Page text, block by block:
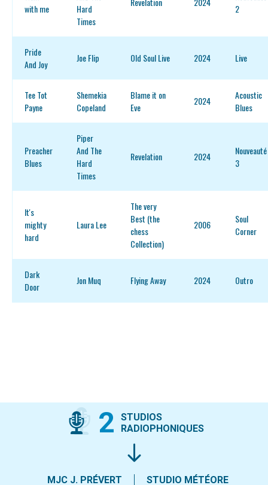
with me
Hard
Times
2
Pride
And Joy
Joe Flip Old Soul Live 2024 Live
Tee Tot
Payne
Shemekia
Copeland
Blame it on
Eve
2024
Acoustic
Blues
Preacher
Blues
Piper
And The
Hard
Times
Revelation 2024
Nouveauté
3
It's
mighty
hard
Laura Lee
The very
Best (the
chess
Collection)
2006
Soul
Corner
Dark
Door
Jon Muq Flying Away 2024 Outro
2
STUDIOS
RADIOPHONIQUES
MJC J. PRÉVERT STUDIO MÉTÉORE